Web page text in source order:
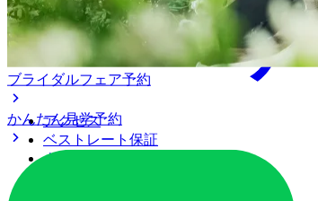
アクセス
ベストレート保証
よくあるご質問
ブライダルフェア予約
かんたん見学予約